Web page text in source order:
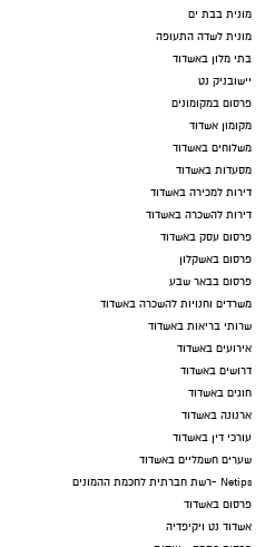
מונית בבת ים
מונית לשדה התעופה
בתי מלון באשדוד
יישובניק נט
פרסום במקומונים
מקומון אשדוד
משלוחים באשדוד
מסעדות באשדוד
דירות למכירה באשדוד
דירות להשכרה באשדוד
פרסום עסק באשדוד
פרסום באשקלון
פרסום בבאר שבע
משרדים וחנויות להשכרה באשדוד
שרותי בריאות באשדוד
אירועים באשדוד
דרושים באשדוד
חוגים באשדוד
ארנונה באשדוד
עורכי דין באשדוד
שערים חשמליים באשדוד
Netips -רשת חברתית לחכמת ההמונים
פרסום באשדוד
אשדוד נט ויקיפדיה